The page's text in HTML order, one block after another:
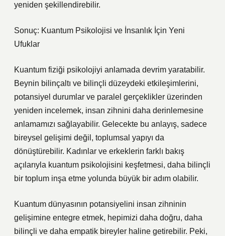
yeniden şekillendirebilir.
Sonuç: Kuantum Psikolojisi ve İnsanlık İçin Yeni
Ufuklar
Kuantum fiziği psikolojiyi anlamada devrim yaratabilir.
Beynin bilinçaltı ve bilinçli düzeydeki etkileşimlerini,
potansiyel durumlar ve paralel gerçeklikler üzerinden
yeniden incelemek, insan zihnini daha derinlemesine
anlamamızı sağlayabilir. Gelecekte bu anlayış, sadece
bireysel gelişimi değil, toplumsal yapıyı da
dönüştürebilir. Kadınlar ve erkeklerin farklı bakış
açılarıyla kuantum psikolojisini keşfetmesi, daha bilinçli
bir toplum inşa etme yolunda büyük bir adım olabilir.
Kuantum dünyasının potansiyelini insan zihninin
gelişimine entegre etmek, hepimizi daha doğru, daha
bilinçli ve daha empatik bireyler haline getirebilir. Peki,